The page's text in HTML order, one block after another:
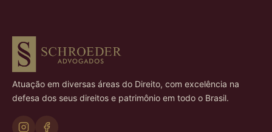
Atuação em diversas áreas do Direito, com excelência na
defesa dos seus direitos e patrimônio em todo o Brasil.